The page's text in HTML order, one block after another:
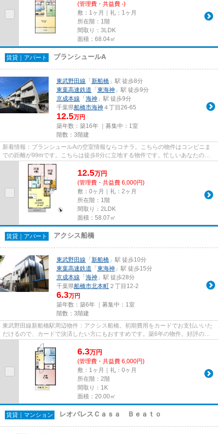
(管理費・共益費 -)
敷：1ヶ月｜礼：1ヶ月
所在階：1階
間取り：3LDK
面積：68.04㎡
賃貸｜アパート ブランシュールA
東武野田線 「 新船橋 」駅 徒歩8分
東葉高速鉄道 「 東海神 」駅 徒歩9分
京成本線 「 海神 」駅 徒歩9分
千葉県船橋市海神 ４丁目26-65
12.5万円
築年数：築16年 ｜募集中： 1室
階数：3階建
新着情報：ブランシュールAの空室情報ならコチラ。こちらの物件はコンビニま
での距離が99mです。こちらは徒歩8分に立地する物件です。忙しいあなたの時
間を有効的に使えるのが敷地内ご...
12.5万円
(管理費・共益費 6,000円)
敷：0ヶ月｜礼：2ヶ月
所在階：1階
間取り：2LDK
面積：58.07㎡
賃貸｜アパート アクシス船橋
東武野田線 「 新船橋 」駅 徒歩10分
東葉高速鉄道 「 東海神 」駅 徒歩15分
京成本線 「 海神 」駅 徒歩28分
千葉県船橋市北本町 ２丁目12-2
6.3万円
築年数：築6年 ｜募集中： 1室
階数：3階建
東武野田線新船橋駅周辺物件：アクシス船橋。初期費用をカードでお支払いいた
だけるので、カードで決済したい方にもおすすめです。築6年の物件。好評の駅
近物件となっており、駅より徒...
6.3万円
(管理費・共益費 6,000円)
敷：1ヶ月｜礼：0ヶ月
所在階：2階
間取り：1K
面積：20.00㎡
賃貸｜マンション レオパレスＣａｓａ Ｂｅａｔｏ